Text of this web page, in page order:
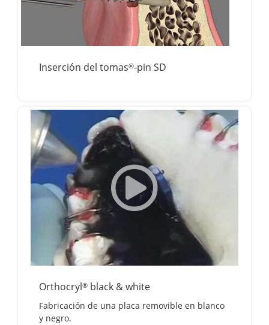
Inserción del tomas®-pin SD
Orthocryl® black & white
Fabricación de una placa removible en blanco
y negro.